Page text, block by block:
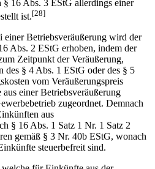
§ 16 Abs. 3 EStG allerdings einer
ist.[28]
einer Betriebsveräußerung wird der
Abs. 2 EStG erhoben, indem der
Zeitpunkt der Veräußerung,
des § 4 Abs. 1 EStG oder des § 5
vom Veräußerungspreis
einer Betriebsveräußerung
zugeordnet. Demnach
aus
§ 16 Abs. 1 Satz 1 Nr. 1 Satz 2
gemäß § 3 Nr. 40b EStG, wonach
steuerbefreit sind.